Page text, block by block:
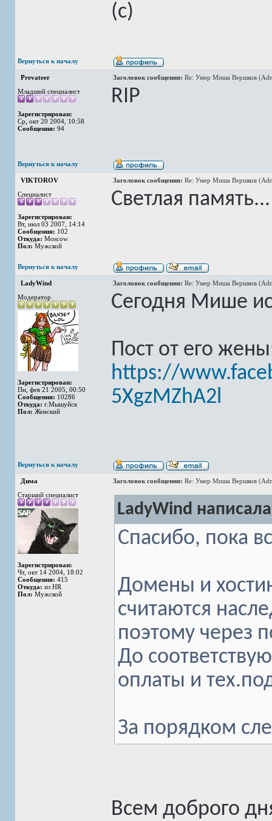
(с)
Вернуться к началу
Prevateer Заголовок сообщения: Re: Умер Миша Вершков
Младший специалист
Зарегистрирован:
Ср, окт 20 2004, 10:58
Сообщения: 94
RIP
Вернуться к началу
VIKTOROV Заголовок сообщения: Re: Умер Миша Вершков
Специалист
Зарегистрирован:
Вт, июл 03 2007, 14:14
Сообщения: 102
Откуда: Moscow
Пол: Мужской
Светлая память...
Вернуться к началу
LadyWind Заголовок сообщения: Re: Умер Миша Вершков
Модератор
Зарегистрирован:
Пн, фев 21 2005, 00:50
Сообщения: 10286
Откуда: г.Мышуйск
Пол: Женский
Сегодня Мише
Пост от его
https://
5XgzMZhA2l
Вернуться к началу
Дима Заголовок сообщения: Re: Умер Миша Вершков
Старший специалист
Зарегистрирован:
Чт, окт 14 2004, 18:02
Сообщения: 415
Откуда: из HR
Пол: Мужской
LadyWind
Спасибо, пока
Домены и
считаются
поэтому через
До
оплаты и
За порядком
Всем доброго